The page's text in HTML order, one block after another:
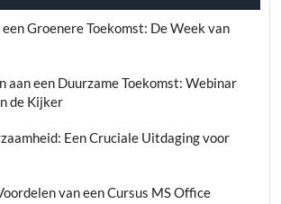
een Groenere Toekomst: De Week van
aan een Duurzame Toekomst: Webinar
de Kijker
Een Cruciale Uitdaging voor
van een Cursus MS Office